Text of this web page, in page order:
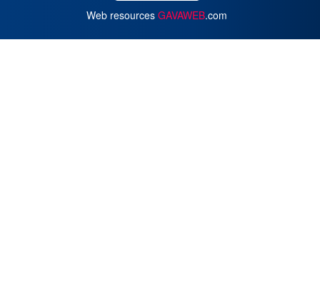
Web resources GAVAWEB.com